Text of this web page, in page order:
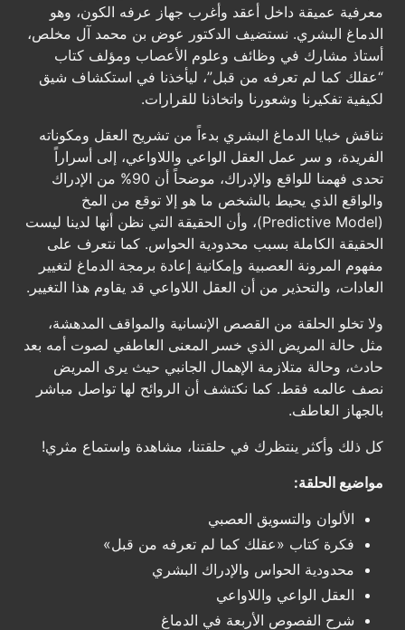
معرفية عميقة داخل أعقد وأغرب جهاز عرفه الكون، وهو
الدماغ البشري. نستضيف الدكتور عوض بن محمد آل مخلص،
أستاذ مشارك في وظائف وعلوم الأعصاب ومؤلف كتاب
“عقلك كما لم تعرفه من قبل”، ليأخذنا في استكشاف شيق
لكيفية تفكيرنا وشعورنا واتخاذنا للقرارات.
نناقش خبايا الدماغ البشري بدءاً من تشريح العقل ومكوناته
الفريدة، و سر عمل العقل الواعي واللاواعي، إلى أسراراً
تحدى فهمنا للواقع والإدراك، موضحاً أن 90% من الإدراك
والواقع الذي يحيط بالشخص ما هو إلا توقع من المخ
(Predictive Model)، وأن الحقيقة التي نظن أنها لدينا ليست
الحقيقة الكاملة بسبب محدودية الحواس. كما نتعرف على
مفهوم المرونة العصبية وإمكانية إعادة برمجة الدماغ لتغيير
العادات، والتحذير من أن العقل اللاواعي قد يقاوم هذا التغيير.
ولا تخلو الحلقة من القصص الإنسانية والمواقف المدهشة،
مثل حالة المريض الذي خسر المعنى العاطفي لصوت أمه بعد
حادث، وحالة متلازمة الإهمال الجانبي حيث يرى المريض
نصف عالمه فقط. كما نكتشف أن الروائح لها تواصل مباشر
بالجهاز العاطف.
كل ذلك وأكثر ينتظرك في حلقتنا، مشاهدة واستماع مثري!
مواضيع الحلقة:
الألوان والتسويق العصبي
فكرة كتاب «عقلك كما لم تعرفه من قبل»
محدودية الحواس والإدراك البشري
العقل الواعي واللاواعي
شرح الفصوص الأربعة في الدماغ